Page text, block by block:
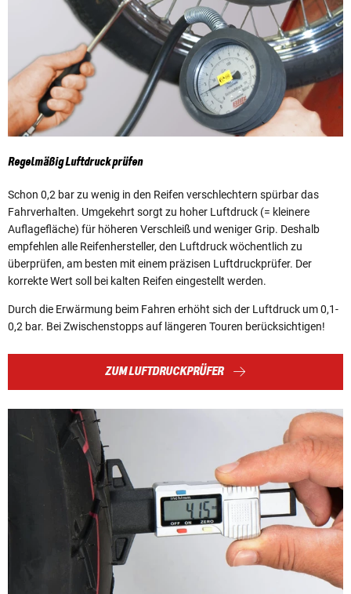
Regelmäßig Luftdruck prüfen
Schon 0,2 bar zu wenig in den Reifen verschlechtern spürbar das
Fahrverhalten. Umgekehrt sorgt zu hoher Luftdruck (= kleinere
Auflagefläche) für höheren Verschleiß und weniger Grip. Deshalb
empfehlen alle Reifenhersteller, den Luftdruck wöchentlich zu
überprüfen, am besten mit einem präzisen Luftdruckprüfer. Der
korrekte Wert soll bei kalten Reifen eingestellt werden.
Durch die Erwärmung beim Fahren erhöht sich der Luftdruck um 0,1-
0,2 bar. Bei Zwischenstopps auf längeren Touren berücksichtigen!
ZUM LUFTDRUCKPRÜFER